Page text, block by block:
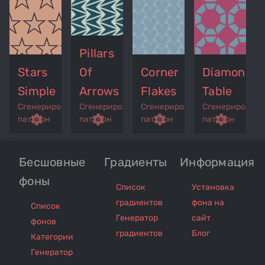
Stars
Simple
Сгенерированный
паттерн
settings
Pillars
Of
Arrows
Сгенерированный
паттерн
remove_red_eye get_app settings
Corner
Flakes
Сгенерированный
паттерн
remove_red_eye get_app settings
Diamonds
Table
паттерн
remove_red_eye get_app settings
Бесшовные
фоны
Список
фонов
Категории
Генератор
Градиенты
Список
градиентов
Генератор
градиентов
Информация
Установка
фона на
сайт
Блог